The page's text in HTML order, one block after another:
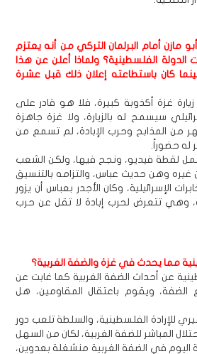
أمام البرلمان التركي من أنه يعتزم
الدولة الفلسطينية؟ ولماذا أعلن عن هذا
كان باستطاعته إعلان ذلك قبل عشرة
غزة أكذوبة كبيرة، فلا هو قادر على
سيسمح له بالزيارة، ولا غزة جاهزة
من المذابح وحرب الإبادة، لم تسمع من
له حضوراً.
لقطة فيديو، ونجح فيها، ولكن الشعب
وهن حديث عباس، والتزامه بالتنسيق
الإسرائيلية، وكان الأجدر بعباس أن يزور
وهي تتعرض لحرب إبادة لا تقل عن حرب
مما يحدث في غزة والضفة الغربية؟
عن أحداث الضفة الغربية كما غابت عن
الضفة، ويقوم باعتقال المقاومين، هل
للإرادة الفلسطينية، والسلطة تلعب دور
المباشر للضفة الغربية، لكان من السهل
اليوم في الضفة الغربية منشغلة بعدوين،